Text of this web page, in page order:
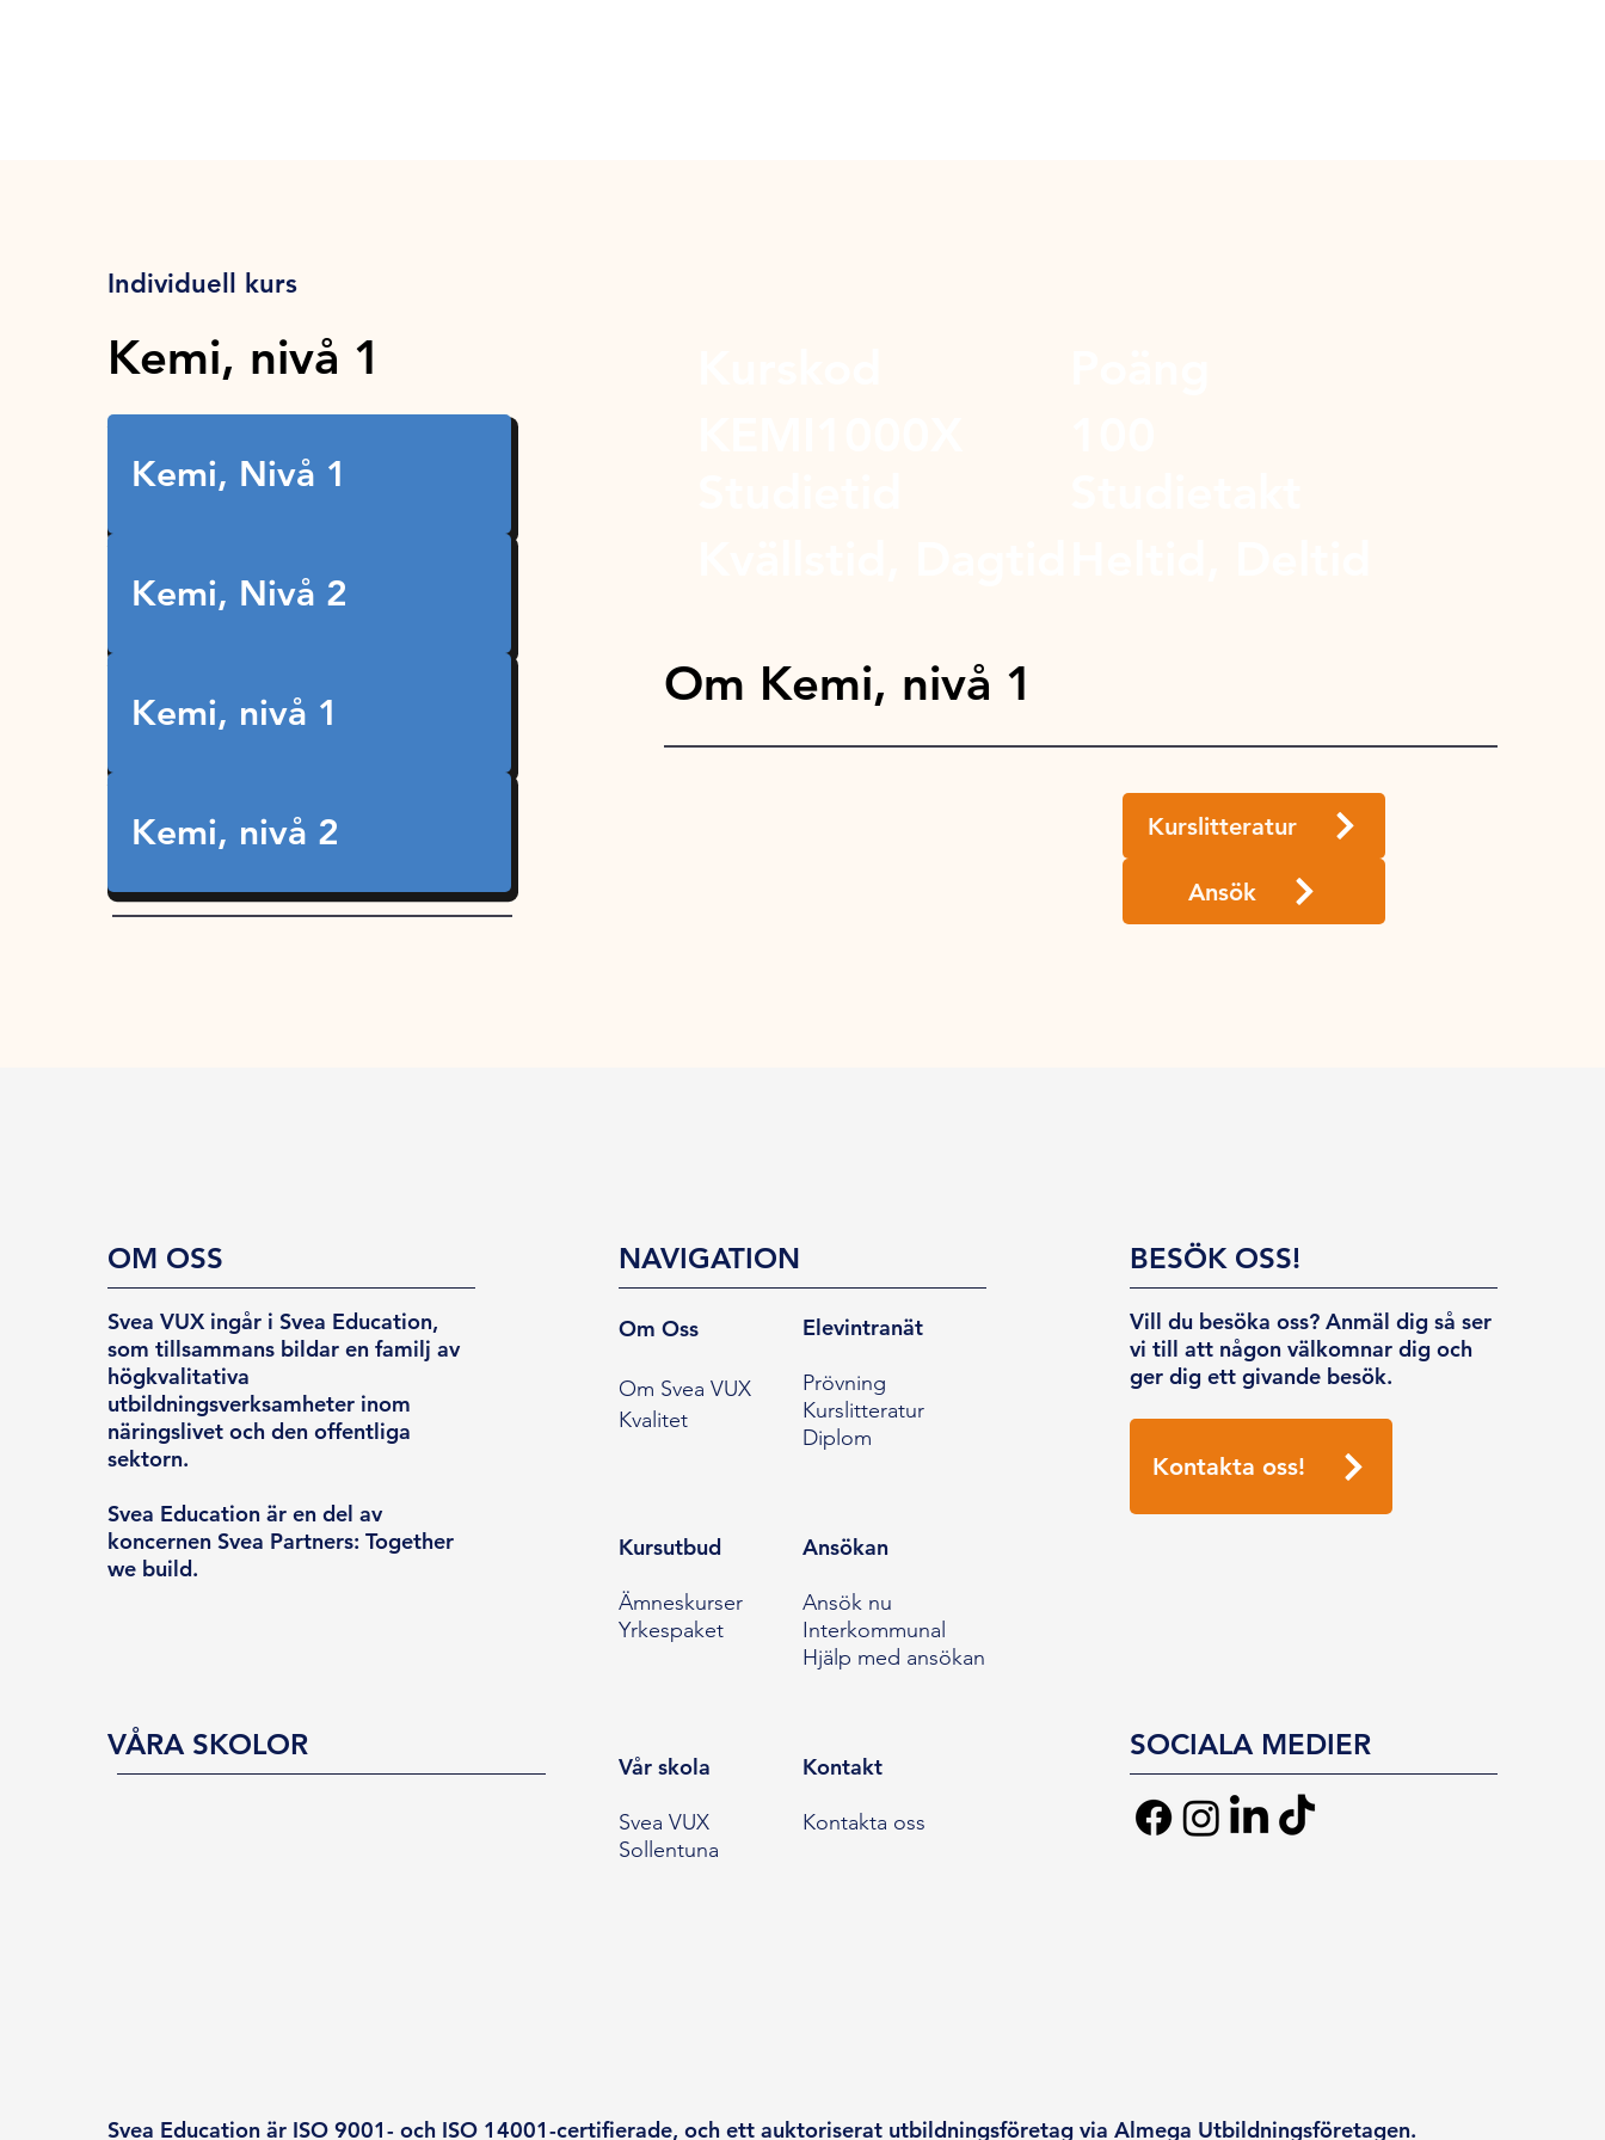
Individuell kurs
Kemi, nivå 1
Kemi, Nivå 1
Kemi, Nivå 2
Kemi, nivå 1
Kemi, nivå 2
Om Kemi, nivå 1
Kurslitteratur
Ansök
OM OSS
Svea VUX ingår i Svea Education,
som tillsammans bildar en familj av
högkvalitativa
utbildningsverksamheter inom
näringslivet och den offentliga
sektorn.
Svea Education är en del av
koncernen Svea Partners: Together
we build.
VÅRA SKOLOR
NAVIGATION
Om Oss
Om Svea VUX
Kvalitet
Elevintranät
Prövning
Kurslitteratur
Diplom
Kursutbud
Ämneskurser
Yrkespaket
Ansökan
Ansök nu
Interkommunal
Hjälp med ansökan
Vår skola
Svea VUX
Sollentuna
Kontakt
Kontakta oss
BESÖK OSS!
Vill du besöka oss? Anmäl dig så ser
vi till att någon välkomnar dig och
ger dig ett givande besök.
Kontakta oss!
SOCIALA MEDIER
Svea Education är ISO 9001- och ISO 14001-certifierade, och ett auktoriserat utbildningsföretag via Almega Utbildningsföretagen.